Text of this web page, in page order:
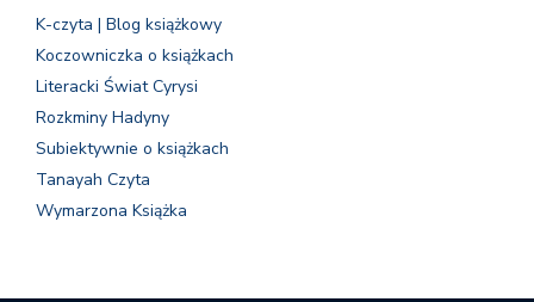
K-czyta | Blog książkowy
Koczowniczka o książkach
Literacki Świat Cyrysi
Rozkminy Hadyny
Subiektywnie o książkach
Tanayah Czyta
Wymarzona Książka